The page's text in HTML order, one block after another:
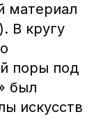
материал
В кругу
поры под
был
искусств